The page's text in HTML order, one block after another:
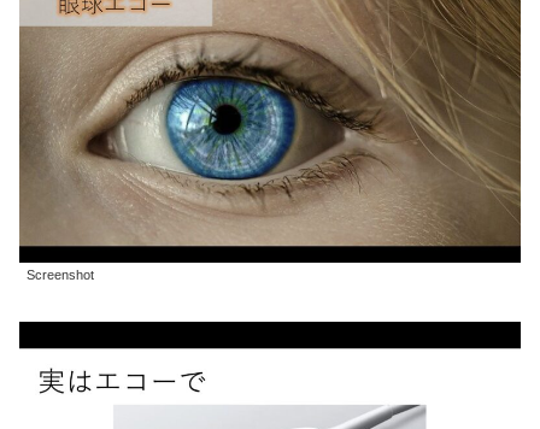
Screenshot